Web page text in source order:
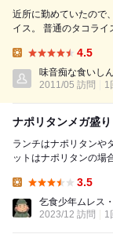
近所に勤めていたので、週２、
イス。 普通のタコライスよりも、味がまろやかで、 かかっている、シー
のような食欲の私にはぴったり。 テレビでニュー
も流れているので 一人で会社の合い間にランチに行くのに、静かすぎず
4.5
味音痴な食いし
2011/05 訪問
1
ナポリタンメガ盛り
ランチはナポリタンやタコ
ットはナポリタンの場
3.5
乞食少年ムレス
2023/12 訪問
1